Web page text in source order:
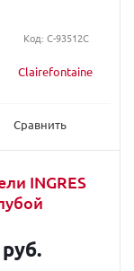
Clairefontaine
Сравнить
Код: C-93512C
INGRES